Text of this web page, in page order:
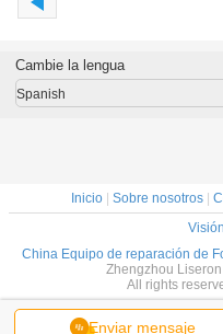
Enviar mensaje
Cambie la lengua
Spanish
Inicio Sobre nosotros
China Equipo de reparación de
Zhengzhou
All rights